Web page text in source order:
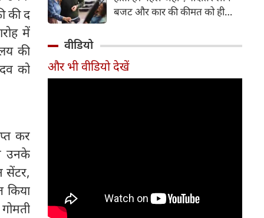
की द
में
की
को
कर
उनके
सेंटर,
किया
बजट और कार की कीमत को ही
खरीदते समय किन बातों पर ध्यान
देना चाहिए।
वीडियो
और भी वीडियो देखें